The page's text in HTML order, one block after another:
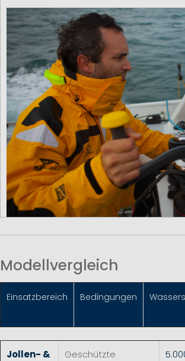
Modellvergleich
Einsatzbereich Bedingungen
Jollen- &
Geschützte